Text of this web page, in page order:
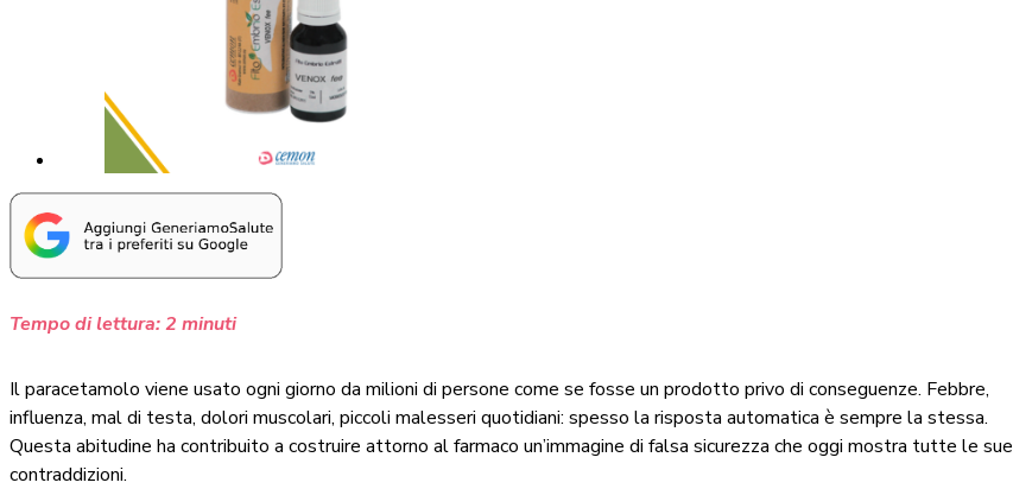
Tempo di lettura:2 minuti
Il paracetamolo viene usato ogni giorno da milioni di persone come se fosse un prodotto privo di conseguenze. Febbre,
influenza, mal di testa, dolori muscolari, piccoli malesseri quotidiani: spesso la risposta automatica è sempre la stessa.
Questa abitudine ha contribuito a costruire attorno al farmaco un’immagine di falsa sicurezza che oggi mostra tutte le sue
contraddizioni.